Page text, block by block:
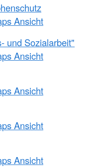
Ansicht
und Sozialarbeit"
Ansicht
Ansicht
Ansicht
Ansicht